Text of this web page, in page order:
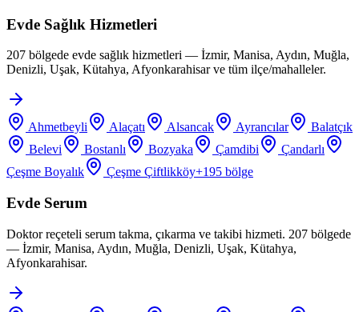
Evde Sağlık Hizmetleri
207 bölgede evde sağlık hizmetleri — İzmir, Manisa, Aydın, Muğla,
Denizli, Uşak, Kütahya, Afyonkarahisar ve tüm ilçe/mahalleler.
Ahmetbeyli Alaçatı Alsancak Ayrancılar
Balatçık
Belevi
Bostanlı Bozyaka Çamdibi
Çandarlı
Çeşme Boyalık
Çeşme Çiftlikköy+195 bölge
Evde Serum
Doktor reçeteli serum takma, çıkarma ve takibi hizmeti. 207 bölgede
— İzmir, Manisa, Aydın, Muğla, Denizli, Uşak, Kütahya,
Afyonkarahisar.